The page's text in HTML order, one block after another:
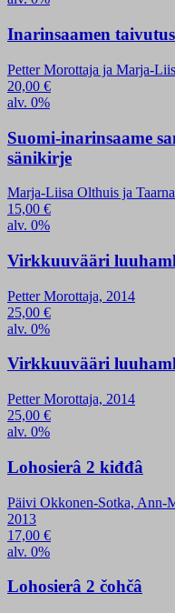
Inarinsaamen
Petter Morottaja ja Marja-
20,00 €
alv. 0%
Suomi-inarinsaame
sänikirje
Marja-Liisa Olthuis ja
15,00 €
alv. 0%
Virkkuuvääri
Petter Morottaja, 2014
25,00 €
alv. 0%
Virkkuuvääri
Petter Morottaja, 2014
25,00 €
alv. 0%
Lohosierâ 2 kiđđâ
Päivi Okkonen-Sotka, Ann-
2013
17,00 €
alv. 0%
Lohosierâ 2 čohčâ